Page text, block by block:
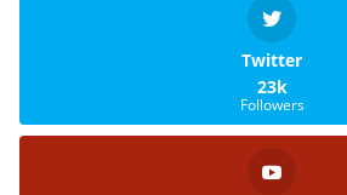
Twitter
23k
Followers